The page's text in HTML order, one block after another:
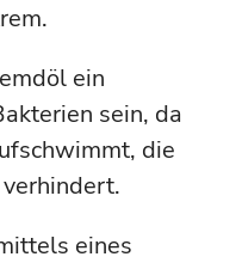
ein
sein, da
die
eines